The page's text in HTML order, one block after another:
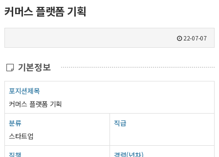
커머스 플랫폼 기획
22-07-07
기본정보
포지션제목
커머스 플랫폼 기획
분류
스타트업
직급
직책 경력(년차)